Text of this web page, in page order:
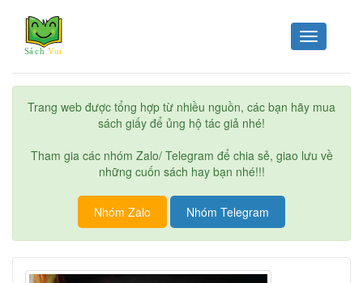
Toggle
navigation
Trang web được tổng hợp từ nhiều nguồn, các bạn hãy mua
sách giấy để ủng hộ tác giả nhé!
Tham gia các nhóm Zalo/ Telegram để chia sẻ, giao lưu về
những cuốn sách hay bạn nhé!!!
Nhóm Zalo Nhóm Telegram